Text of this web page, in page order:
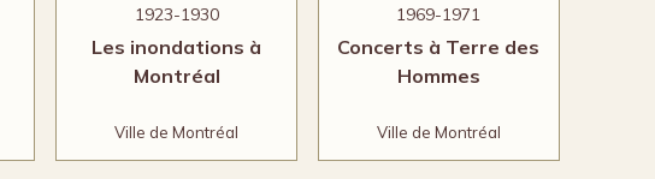
1923-1930
Les inondations à
Montréal
Ville de Montréal
1969-1971
Concerts à Terre des
Hommes
Ville de Montréal